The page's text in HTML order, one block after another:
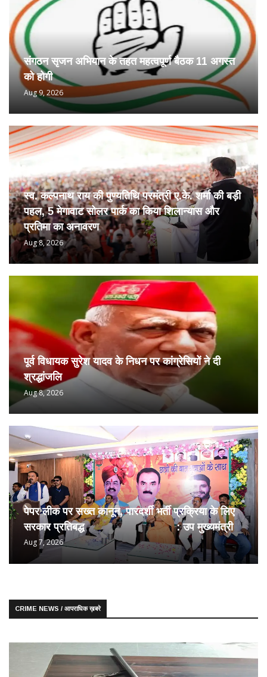
संगठन सृजन अभियान के तहत महत्वपूर्ण बैठक 11 अगस्त
को होगी
Aug 9, 2026
स्व. कल्पनाथ राय की पुण्यतिथि परमंत्री ए.के. शर्मा की बड़ी
पहल, 5 मेगावाट सोलर पार्क का किया शिलान्यास और
प्रतिमा का अनावरण
Aug 8, 2026
पूर्व विधायक सुरेश यादव के निधन पर कांग्रेसियों ने दी
श्रद्धांजलि
Aug 8, 2026
पेपर लीक पर सख्त कानून, पारदर्शी भर्ती प्रक्रिया के लिए
सरकार प्रतिबद्ध : उप मुख्यमंत्री
Aug 7, 2026
CRIME NEWS / आपराधिक ख़बरे